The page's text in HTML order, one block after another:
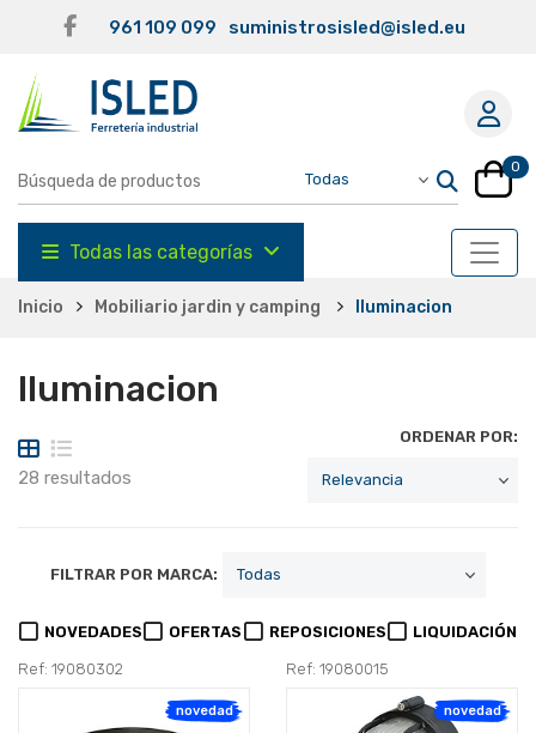
961 109 099 suministrosisled@isled.eu
0
Todas las categorías
Inicio Mobiliario jardin y camping Iluminacion
Iluminacion
28 resultados
ORDENAR POR:
FILTRAR POR MARCA:
NOVEDADES OFERTAS REPOSICIONES LIQUIDACIÓN
Ref: 19080302
novedad
Ref: 19080015
novedad